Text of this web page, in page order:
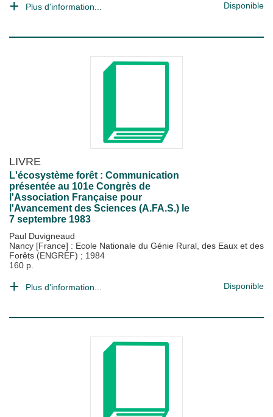
Plus d'information... Disponible
LIVRE
L'écosystème forêt : Communication
présentée au 101e Congrès de
l'Association Française pour
l'Avancement des Sciences (A.FA.S.) le
7 septembre 1983
Paul Duvigneaud
Nancy [France] : Ecole Nationale du Génie Rural, des Eaux et des
Forêts (ENGREF) ; 1984
160 p.
Plus d'information... Disponible